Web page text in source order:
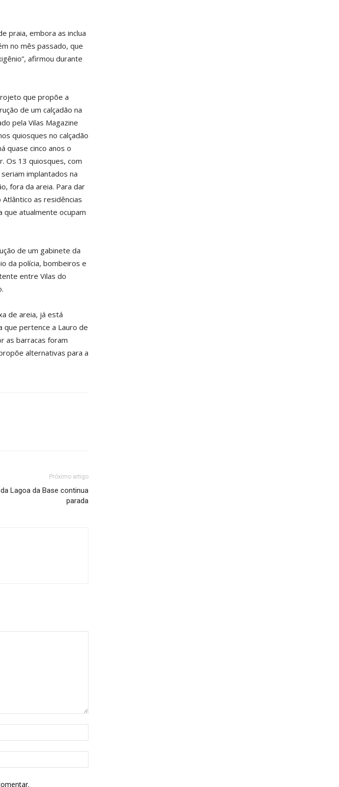
praia, embora as inclua
no mês passado, que
afirmou durante
que propõe a
de um calçadão na
pela Vilas Magazine
quiosques no calçadão
quase cinco anos o
Os 13 quiosques, com
implantados na
fora da areia. Para dar
as residências
atualmente ocupam
de um gabinete da
da polícia, bombeiros e
entre Vilas do
de areia, já está
que pertence a Lauro de
as barracas foram
alternativas para a
Próximo artigo
Lagoa da Base continua
parada